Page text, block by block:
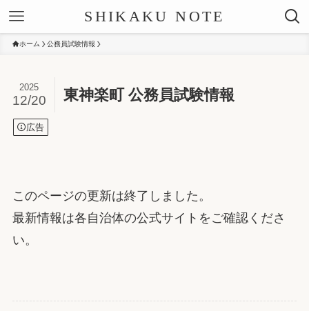
SHIKAKU NOTE
ホーム 公務員試験情報
東神楽町 公務員試験情報
2025
12/20
広告
このページの更新は終了しました。
最新情報は各自治体の公式サイトをご確認くださ
い。